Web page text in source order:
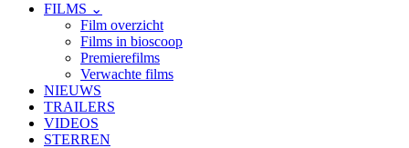
FILMS ⌄
Film overzicht
Films in bioscoop
Premierefilms
Verwachte films
NIEUWS
TRAILERS
VIDEOS
STERREN